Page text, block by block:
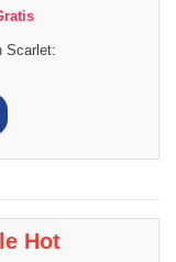
Scarlet:
Hot